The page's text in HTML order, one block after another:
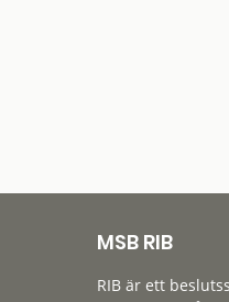
MSB RIB
RIB är ett